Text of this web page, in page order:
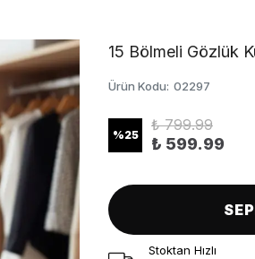
15 Bölmeli Gözlük
Ürün Kodu: 02297
%25
₺ 799.99
₺ 599.99
Stoktan Hızlı